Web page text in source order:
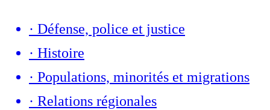
· Défense, police et justice
· Histoire
· Populations, minorités et migrations
· Relations régionales